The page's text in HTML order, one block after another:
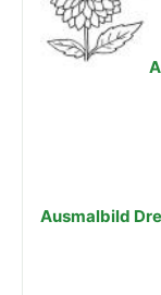
Ausmalbild